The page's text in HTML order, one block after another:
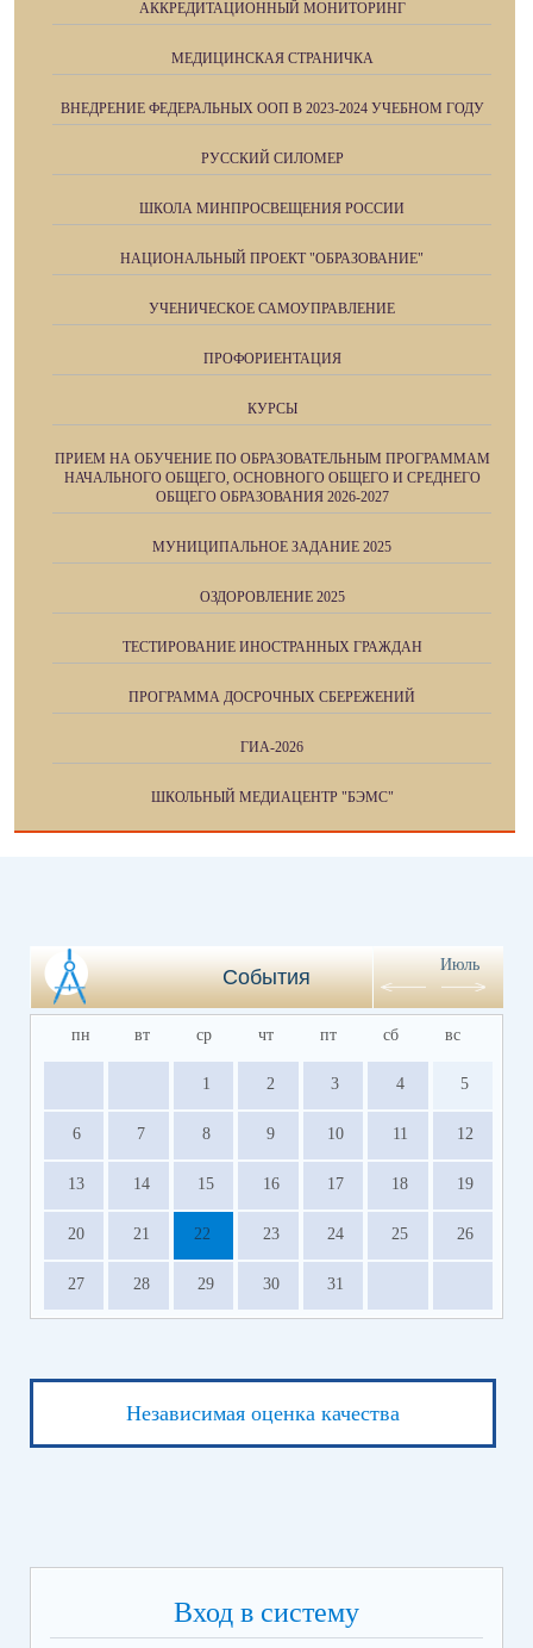
АККРЕДИТАЦИОННЫЙ МОНИТОРИНГ
МЕДИЦИНСКАЯ СТРАНИЧКА
ВНЕДРЕНИЕ ФЕДЕРАЛЬНЫХ ООП В 2023-2024 УЧЕБНОМ ГОДУ
РУССКИЙ СИЛОМЕР
ШКОЛА МИНПРОСВЕЩЕНИЯ РОССИИ
НАЦИОНАЛЬНЫЙ ПРОЕКТ "ОБРАЗОВАНИЕ"
УЧЕНИЧЕСКОЕ САМОУПРАВЛЕНИЕ
ПРОФОРИЕНТАЦИЯ
КУРСЫ
ПРИЕМ НА ОБУЧЕНИЕ ПО ОБРАЗОВАТЕЛЬНЫМ ПРОГРАММАМ
НАЧАЛЬНОГО ОБЩЕГО, ОСНОВНОГО ОБЩЕГО И СРЕДНЕГО
ОБЩЕГО ОБРАЗОВАНИЯ 2026-2027
МУНИЦИПАЛЬНОЕ ЗАДАНИЕ 2025
ОЗДОРОВЛЕНИЕ 2025
ТЕСТИРОВАНИЕ ИНОСТРАННЫХ ГРАЖДАН
ПРОГРАММА ДОСРОЧНЫХ СБЕРЕЖЕНИЙ
ГИА-2026
ШКОЛЬНЫЙ МЕДИАЦЕНТР "БЭМС"
События
Июль
пн вт ср чт пт сб вс
1 2 3 4 5
6 7 8 9 10 11 12
13 14 15 16 17 18 19
20 21 22 23 24 25 26
27 28 29 30 31
Независимая оценка качества
Вход в систему